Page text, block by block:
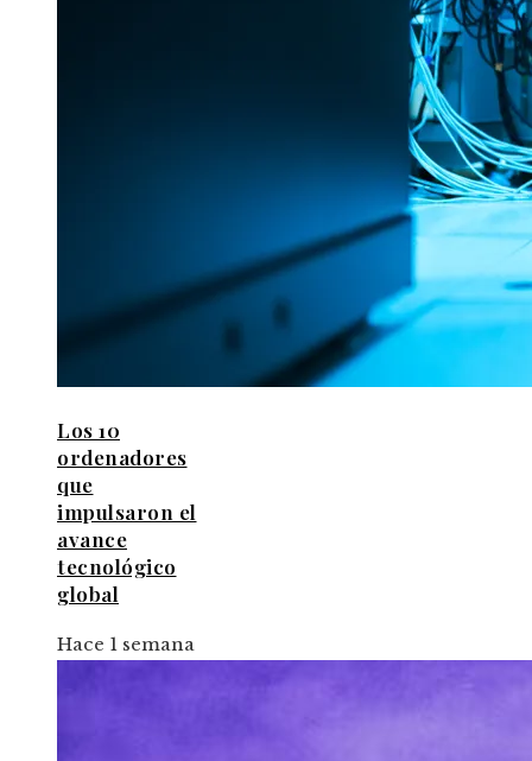
Los 10
ordenadores
que
impulsaron el
avance
tecnológico
global
Hace 1 semana